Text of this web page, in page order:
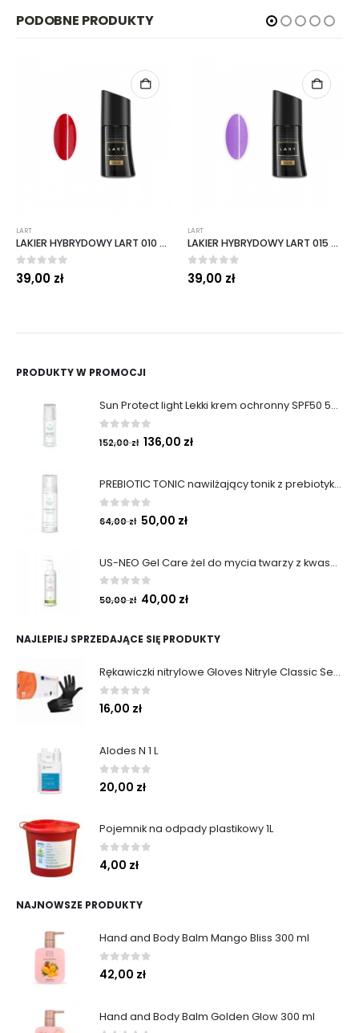
PODOBNE PRODUKTY
LART
LAKIER HYBRYDOWY LART 010 HOLLYWOOD 8 ML
0out of 5
39,00 zł
LART
LAKIER HYBRYDOWY LART 015 VALERIE 8 ML
0out of 5
39,00 zł
PRODUKTY W PROMOCJI
Sun Protect light Lekki krem ochronny SPF50 50ml
out of 5
152,00zł 136,00 zł
PREBIOTIC TONIC nawilżający tonik z prebiotykami 200 ml
out of 5
64,00zł 50,00 zł
US-NEO Gel Care żel do mycia twarzy z kwasem usninowym 200 ml.
out of 5
50,00zł 40,00 zł
NAJLEPIEJ SPRZEDAJĄCE SIĘ PRODUKTY
Rękawiczki nitrylowe Gloves Nitryle Classic Sensitive Black roz. M 100 szt. Abena
0out of 5
16,00 zł
Alodes N 1 L
0out of 5
20,00 zł
Pojemnik na odpady plastikowy 1L
0out of 5
4,00 zł
NAJNOWSZE PRODUKTY
Hand and Body Balm Mango Bliss 300 ml
0out of 5
42,00 zł
Hand and Body Balm Golden Glow 300 ml